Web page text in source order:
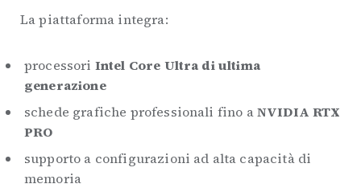
La piattaforma integra:
processori Intel Core Ultra di ultima
generazione
schede grafiche professionali fino aNVIDIA RTX
PRO
supporto a configurazioni ad alta capacità di
memoria